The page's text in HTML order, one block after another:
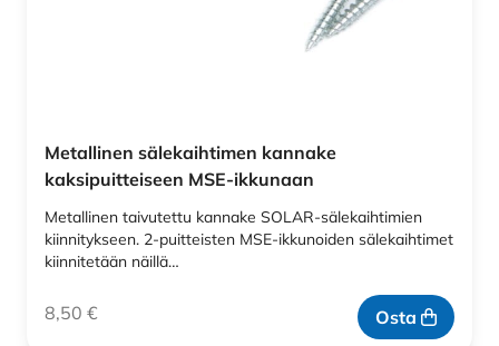
Metallinen sälekaihtimen kannake
kaksipuitteiseen MSE-ikkunaan
Metallinen taivutettu kannake SOLAR-sälekaihtimien
kiinnitykseen. 2-puitteisten MSE-ikkunoiden sälekaihtimet
kiinnitetään näillä…
8,50 € Osta